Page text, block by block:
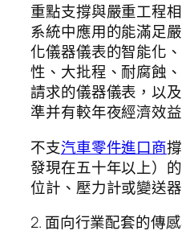
重點支撐與嚴重工程
系統中應用的能滿足
化儀器儀表的智能化
性、大批程、耐腐蝕
請求的儀器儀表，以
準并有較年夜經濟效
不支汽車零件進口商
發現在五十年以上）
位計、壓力計或變送
2. 面向行業配套的傳